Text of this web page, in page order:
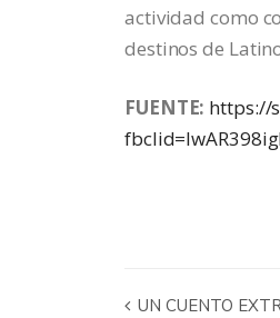
actividad como
destinos de
FUENTE: https://
UN CUENTO